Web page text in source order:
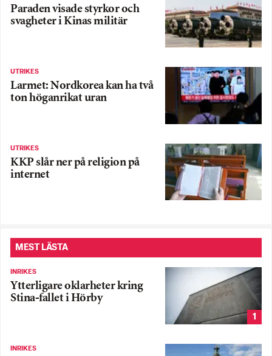
Paraden visade styrkor och
svagheter i Kinas militär
UTRIKES
Larmet: Nordkorea kan ha två
ton höganrikat uran
UTRIKES
KKP slår ner på religion på
internet
MEST LÄSTA
INRIKES
Ytterligare oklarheter kring
Stina-fallet i Hörby
1
INRIKES